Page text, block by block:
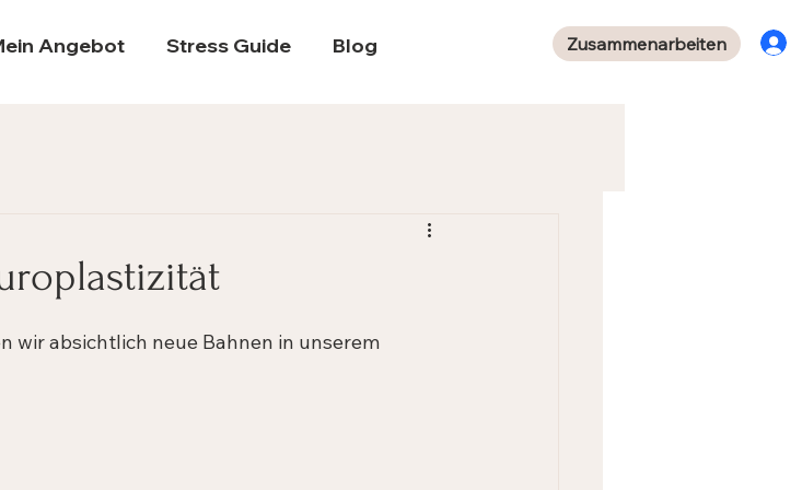
Angebot Stress Guide Blog Zusammenarbeiten
wir absichtlich neue Bahnen in unserem